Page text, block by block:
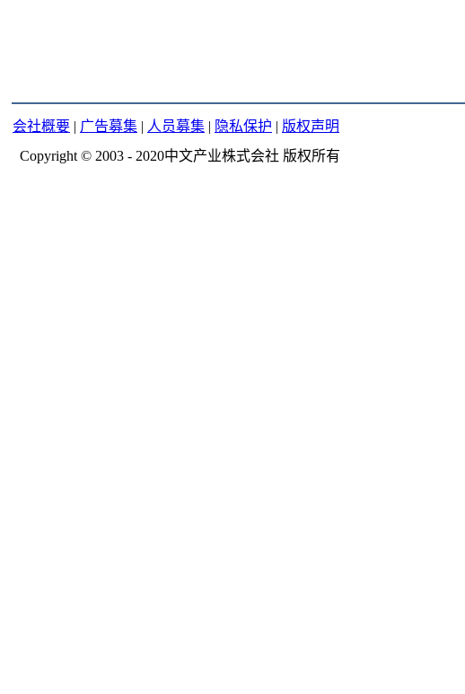
会社概要 | 广告募集 | 人员募集 | 隐私保护 | 版权声明
Copyright © 2003 - 2020中文产业株式会社 版权所有